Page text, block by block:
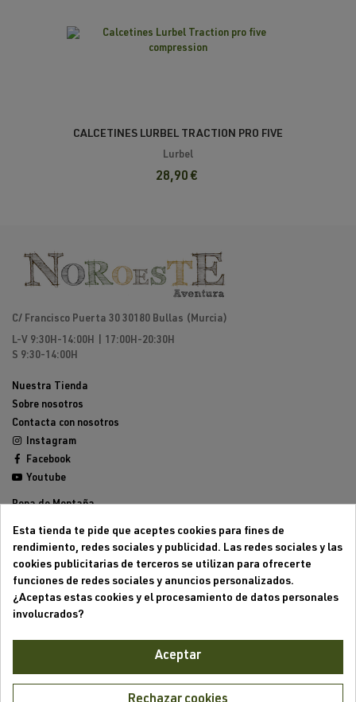
CALCETINES LURBEL TRACTION PRO FIVE
COMPRESSION
Lurbel
28,90 €
C/ Francisco Puerta 30 30180 Bullas (Murcia)
L-V 9:30H-14:00H | 17:00H-20:30H
S 9:30-14:00H
Nuestra Tienda
Sobre nosotros
Contacta con nosotros
Instagram
Facebook
Youtube
Ropa de Montaña
Mochilas de montaña
Equipamiento de Montaña
Trailrunning
Outlet
Condiciones generales de venta
Esta tienda te pide que aceptes cookies para fines de
rendimiento, redes sociales y publicidad. Las redes sociales y las
cookies publicitarias de terceros se utilizan para ofrecerte
funciones de redes sociales y anuncios personalizados.
¿Aceptas estas cookies y el procesamiento de datos personales
involucrados?
Aceptar